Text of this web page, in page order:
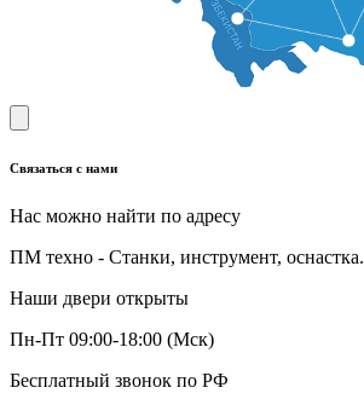
Связаться с нами
Нас можно найти по адресу
ПМ техно - Станки, инструмент, оснастка.
Наши двери открыты
Пн-Пт 09:00-18:00 (Мск)
Бесплатный звонок по РФ